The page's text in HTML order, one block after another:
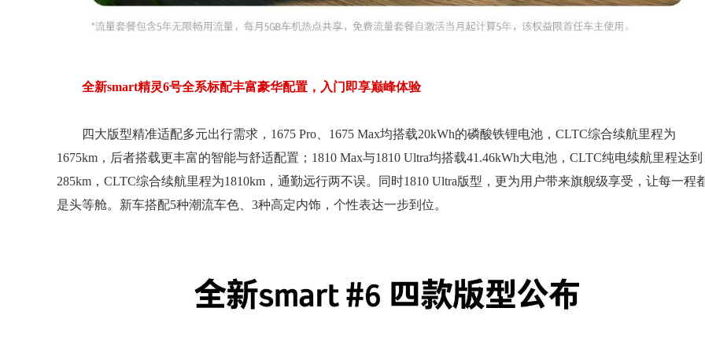
全新smart精灵6号全系标配丰富豪华配置，入门即享巅峰体验
四大版型精准适配多元出行需求，1675 Pro、1675 Max均搭载20kWh的磷酸铁锂电池，CLTC综合续航里程为
1675km，后者搭载更丰富的智能与舒适配置；1810 Max与1810 Ultra均搭载41.46kWh大电池，CLTC纯电续航里程达到
285km，CLTC综合续航里程为1810km，通勤远行两不误。同时1810 Ultra版型，更为用户带来旗舰级享受，让每一程
是头等舱。新车搭配5种潮流车色、3种高定内饰，个性表达一步到位。